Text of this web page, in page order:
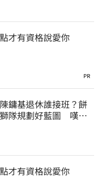
才有資格說愛你
PR
鏞基退休誰接班？餅
隊規劃好藍圖 嘆新
才有資格說愛你